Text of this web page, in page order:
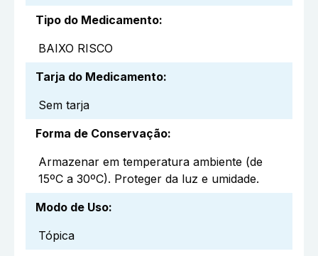
Tipo do Medicamento:
BAIXO RISCO
Tarja do Medicamento:
Sem tarja
Forma de Conservação:
Armazenar em temperatura ambiente (de
15ºC a 30ºC). Proteger da luz e umidade.
Modo de Uso:
Tópica